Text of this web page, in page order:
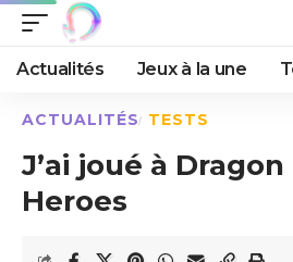
Actualités Jeux à la une
ACTUALITÉS TESTS
J’ai joué à
Heroes